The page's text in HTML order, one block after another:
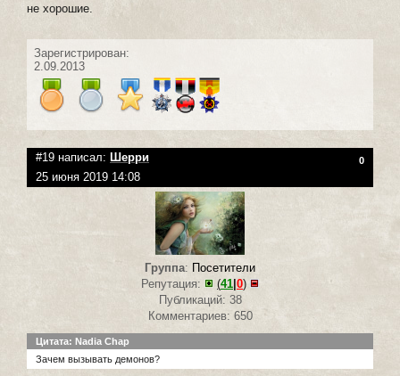
не хорошие.
Зарегистрирован:
2.09.2013
#19 написал: Шерри 0
25 июня 2019 14:08
Группа: Посетители
Репутация:
(41|0)
Публикаций: 38
Комментариев: 650
Цитата: Nadia Chap
Зачем вызывать демонов?